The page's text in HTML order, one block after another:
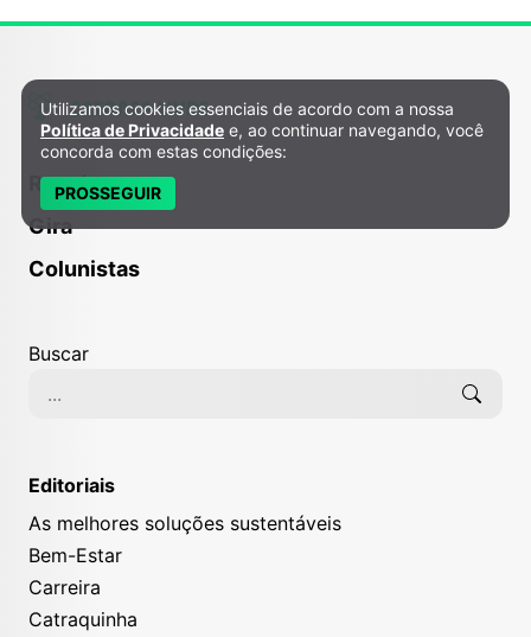
Receitas
Gira
Colunistas
Buscar
Editoriais
As melhores soluções sustentáveis
Bem-Estar
Carreira
Catraquinha
Política de Privacidade e Cookies
Utilizamos cookies essenciais de acordo com a nossa
Política de Privacidade e, ao continuar navegando, você
concorda com estas condições:
PROSSEGUIR